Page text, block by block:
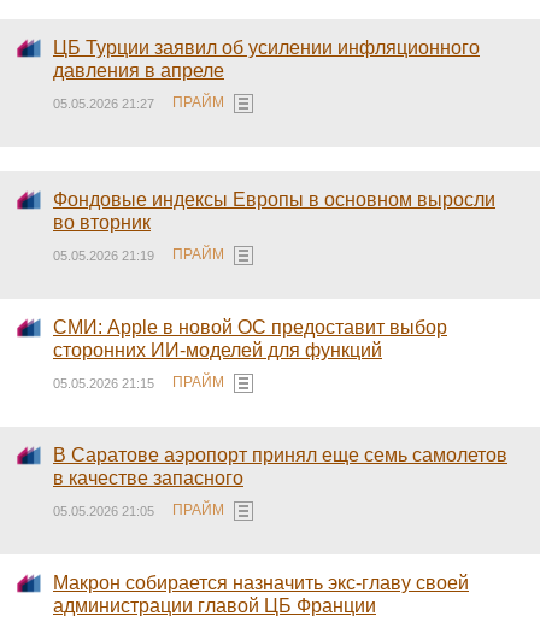
ЦБ Турции заявил об усилении инфляционного
давления в апреле
05.05.2026 21:27 ПРАЙМ
Фондовые индексы Европы в основном выросли
во вторник
05.05.2026 21:19 ПРАЙМ
СМИ: Apple в новой ОС предоставит выбор
сторонних ИИ-моделей для функций
05.05.2026 21:15 ПРАЙМ
В Саратове аэропорт принял еще семь самолетов
в качестве запасного
05.05.2026 21:05 ПРАЙМ
Макрон собирается назначить экс-главу своей
администрации главой ЦБ Франции